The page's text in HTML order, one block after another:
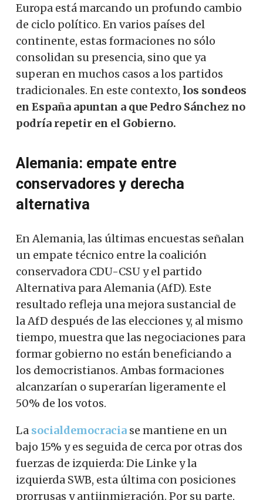
Europa está marcando un profundo cambio
de ciclo político. En varios países del
continente, estas formaciones no sólo
consolidan su presencia, sino que ya
superan en muchos casos a los partidos
tradicionales. En este contexto, los sondeos
en España apuntan a que Pedro Sánchez no
podría repetir en el Gobierno.
Alemania: empate entre
conservadores y derecha
alternativa
En Alemania, las últimas encuestas señalan
un empate técnico entre la coalición
conservadora CDU-CSU y el partido
Alternativa para Alemania (AfD). Este
resultado refleja una mejora sustancial de
la AfD después de las elecciones y, al mismo
tiempo, muestra que las negociaciones para
formar gobierno no están beneficiando a
los democristianos. Ambas formaciones
alcanzarían o superarían ligeramente el
50% de los votos.
La socialdemocracia se mantiene en un
bajo 15% y es seguida de cerca por otras dos
fuerzas de izquierda: Die Linke y la
izquierda SWB, esta última con posiciones
prorrusas y antiinmigración. Por su parte,